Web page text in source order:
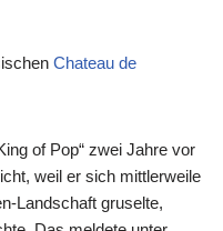
Chateau de
of Pop“ zwei Jahre vor
weil er sich mittlerweile
Landschaft gruselte,